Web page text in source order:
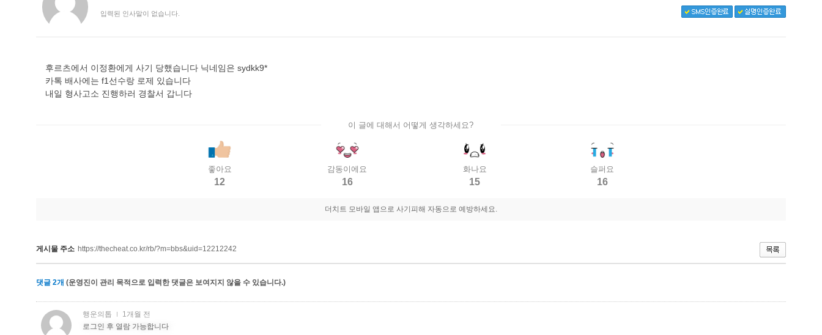
입력된 인사말이 없습니다.
후르츠에서 이정환에게 사기 당했습니다 닉네임은 sydkk9*
카톡 배사에는 f1선수랑 로제 있습니다
내일 형사고소 진행하러 경찰서 갑니다
이 글에 대해서 어떻게 생각하세요?
좋아요
12
감동이에요
16
화나요
15
슬퍼요
16
더치트 모바일 앱으로 사기피해 자동으로 예방하세요.
게시물 주소 https://thecheat.co.kr/rb/?m=bbs&uid=12212242
댓글 2개 (운영진이 관리 목적으로 입력한 댓글은 보여지지 않을 수 있습니다.)